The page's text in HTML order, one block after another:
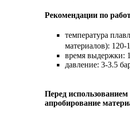
Рекомендации по
температура
материалов): 120-
время выдержки:
давление: 3-3.5
Перед
апробирование